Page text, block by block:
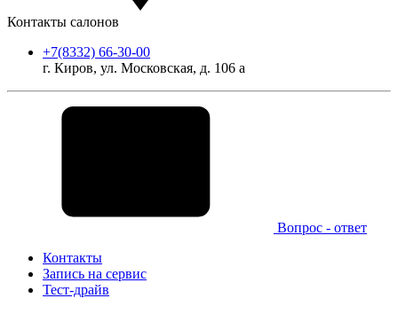
Контакты салонов
+7(8332) 66-30-00
г. Киров, ул. Московская, д. 106 а
Вопрос - ответ
Контакты
Запись на сервис
Тест-драйв